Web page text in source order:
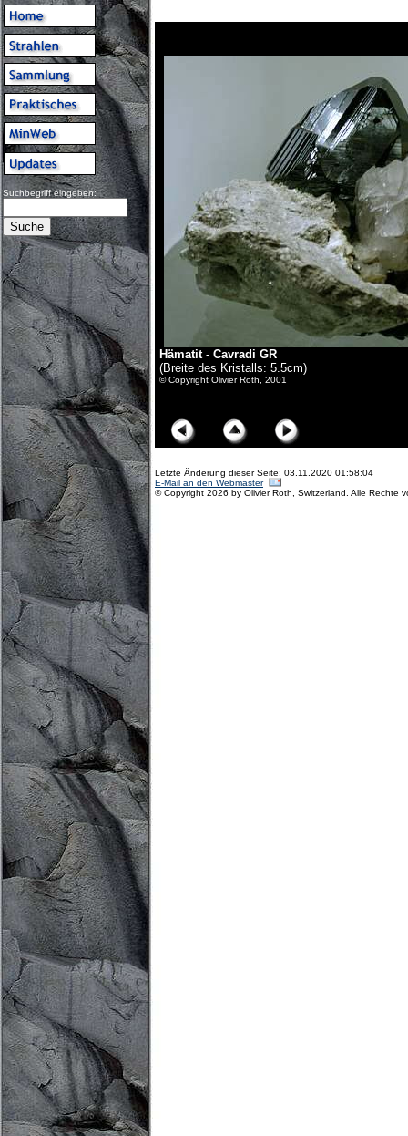
Suchbegriff eingeben:
Hämatit - Cavradi GR
(Breite des Kristalls: 5.5cm)
© Copyright Olivier Roth, 2001
Letzte Änderung dieser Seite: 03.11.2020 01:58:04
E-Mail an den Webmaster
© Copyright 2026 by Olivier Roth, Switzerland. Alle Rechte